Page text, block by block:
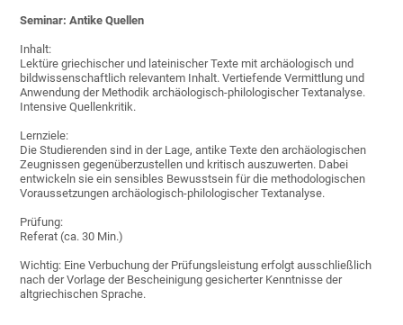
Seminar: Antike Quellen
Inhalt:
Lektüre griechischer und lateinischer Texte mit archäologisch und
bildwissenschaftlich relevantem Inhalt. Vertiefende Vermittlung und
Anwendung der Methodik archäologisch-philologischer Textanalyse.
Intensive Quellenkritik.
Lernziele:
Die Studierenden sind in der Lage, antike Texte den archäologischen
Zeugnissen gegenüberzustellen und kritisch auszuwerten. Dabei
entwickeln sie ein sensibles Bewusstsein für die methodologischen
Voraussetzungen archäologisch-philologischer Textanalyse.
Prüfung:
Referat (ca. 30 Min.)
Wichtig: Eine Verbuchung der Prüfungsleistung erfolgt ausschließlich
nach der Vorlage der Bescheinigung gesicherter Kenntnisse der
altgriechischen Sprache.